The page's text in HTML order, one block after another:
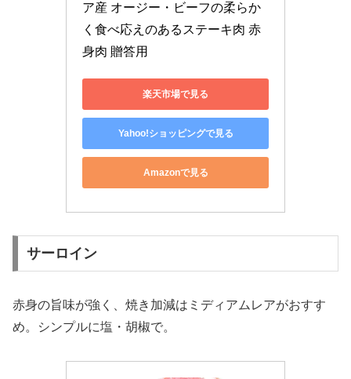
ア産 オージー・ビーフの柔らか
く食べ応えのあるステーキ肉 赤
身肉 贈答用
楽天市場で見る
Yahoo!ショッピングで見る
Amazonで見る
サーロイン
赤身の旨味が強く、焼き加減はミディアムレアがおすす
め。シンプルに塩・胡椒で。